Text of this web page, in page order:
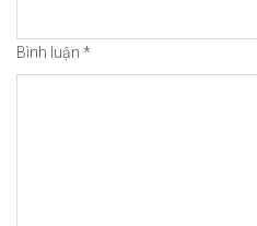
Bình luận *